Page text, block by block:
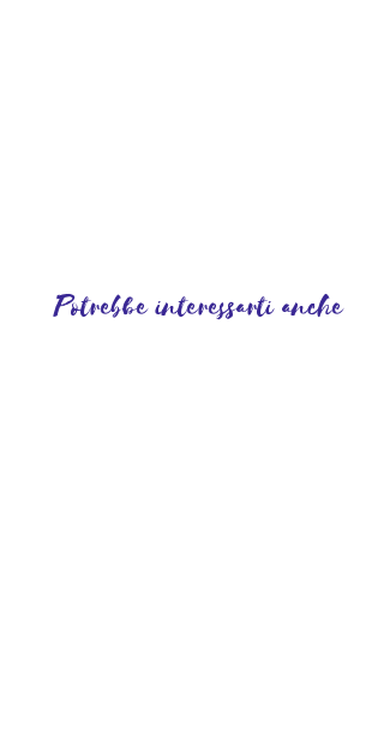
Potrebbe interessarti anche